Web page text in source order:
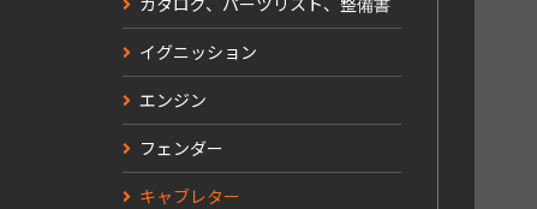
カタログ、パーツリスト、整備書
イグニッション
エンジン
フェンダー
キャブレター